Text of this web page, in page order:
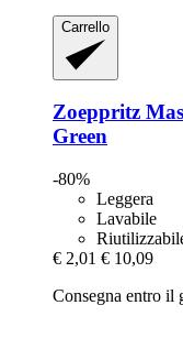
Carrello
Zoeppritz
Green
-80%
Leggera
Lavabile
€ 2,01 € 10,09
Consegna entro il